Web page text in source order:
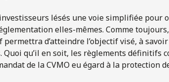
lésés une voie simplifiée pour
elles-mêmes. Comme
d’atteindre l’objectif visé, à
qu’il en soit, les règlements définitifs
de la CVMO eu égard à la protection